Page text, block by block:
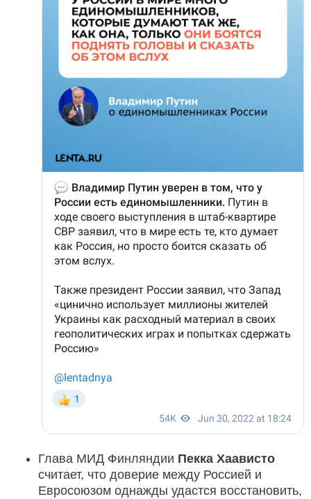
Глава МИД Финляндии Пекка Хаависто
считает, что доверие между Россией и
Евросоюзом однажды удастся восстановить,